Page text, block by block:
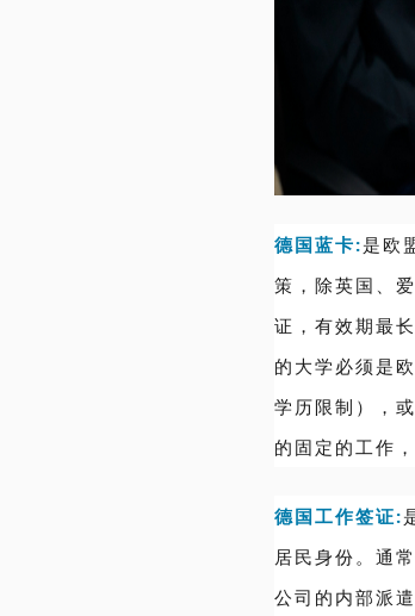
德国蓝卡:是欧
策，除英国、
证，有效期最
的大学必须是
学历限制），
的固定的工作
德国工作签证:
居民身份。通
公司的内部派